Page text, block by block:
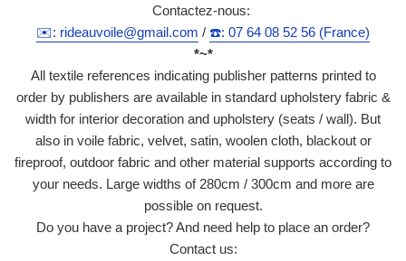
Contactez-nous:
✉️: rideauvoile@gmail.com / ☎️: 07 64 08 52 56 (France)
*~*
All textile references indicating publisher patterns printed to
order by publishers are available in standard upholstery fabric &
width for interior decoration and upholstery (seats / wall). But
also in voile fabric, velvet, satin, woolen cloth, blackout or
fireproof, outdoor fabric and other material supports according to
your needs. Large widths of 280cm / 300cm and more are
possible on request.
Do you have a project? And need help to place an order?
Contact us: